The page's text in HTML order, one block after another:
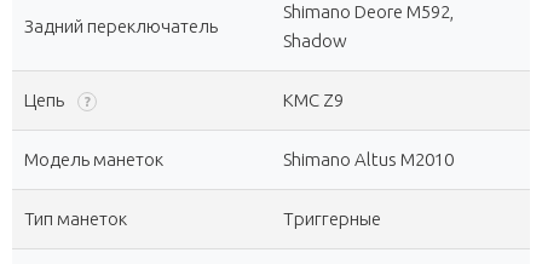
Задний переключатель
Shimano Deore M592,
Shadow
Цепь ? KMC Z9
Модель манеток Shimano Altus M2010
Тип манеток Триггерные